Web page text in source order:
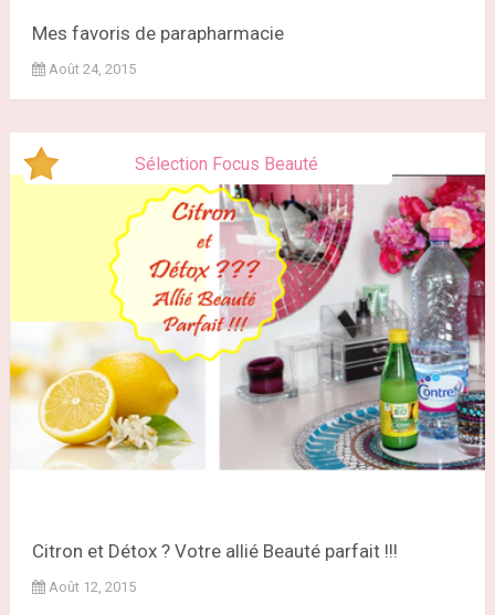
Mes favoris de parapharmacie
Août 24, 2015
Sélection Focus Beauté
Citron et Détox ? Votre allié Beauté parfait !!!
Août 12, 2015